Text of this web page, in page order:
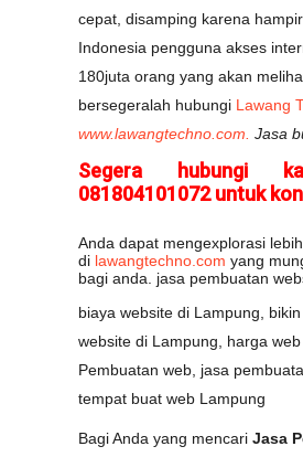
cepat, disamping karena
Indonesia pengguna akses
180juta orang yang akan
bersegeralah hubungi Lawang
www.lawangtechno.com. Jasa
Segera hubungi
081804101072 untuk
Anda dapat mengexplorasi
di lawangtechno.com yang
bagi anda. jasa pembuatan
biaya website di Lampung,
website di Lampung, harga
Pembuatan web, jasa
tempat buat web Lampung
Bagi Anda yang mencari Jasa